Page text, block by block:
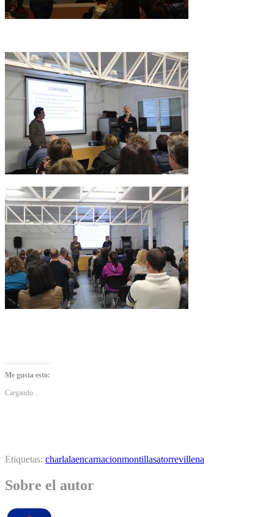
Me gusta esto:
Cargando...
Etiquetas: charlalaencarnacionmontillasatorrevillena
Sobre el autor